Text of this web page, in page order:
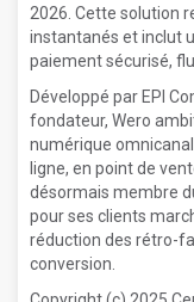
2026. Cette solution
instantanés et inclut
paiement sécurisé,
Développé par EPI
fondateur, Wero
numérique
ligne, en point de
désormais membre
pour ses clients
réduction des rétro-
conversion.